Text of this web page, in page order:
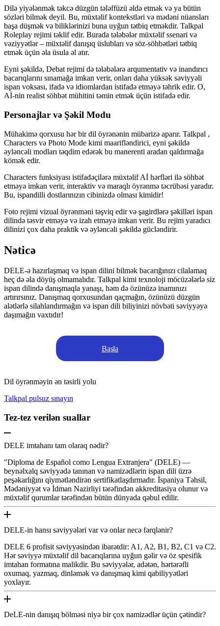
Dilə yiyələnmək təkcə düzgün tələffüzü əldə etmək və ya bütün
sözləri bilmək deyil. Bu, müxtəlif kontekstləri və mədəni nüansları
başa düşmək və biliklərinizi buna uyğun tətbiq etməkdir. Talkpal
Roleplay rejimi təklif edir. Burada tələbələr müxtəlif ssenari və
vəziyyətlər – müxtəlif danışıq üslubları və söz-söhbətləri tətbiq
etmək üçün əla üsula əl atır.
Eyni şəkildə, Debat rejimi də tələbələrə arqumentativ və inandırıcı
bacarıqlarını sınamağa imkan verir, onları daha yüksək səviyyəli
ispan voksası, ifadə və idiomlardan istifadə etməyə təhrik edir. O,
Aİ-nin realist söhbət mühitini təmin etmək üçün istifadə edir.
Personajlar və Şəkil Modu
Mühakimə qorxusu hər bir dil öyrənənin mübarizə aparır. Talkpal ,
Characters və Photo Mode kimi maarifləndirici, eyni şəkildə
əyləncəli modları təqdim edərək bu manerenti aradan qaldırmağa
kömək edir.
Characters funksiyası istifadəçilərə müxtəlif Aİ hərfləri ilə söhbət
etməyə imkan verir, interaktiv və maraqlı öyrənmə təcrübəsi yaradır.
Bu, ispandilli dostlarınızın cibinizdə olması kimidir!
Foto rejimi vizual öyrənməni təşviq edir və şagirdlərə şəkilləri ispan
dilində təsvir etməyə və izah etməyə imkan verir. Bu rejim yaradıcı
dilinizi çox daha praktik və əyləncəli şəkildə gücləndirir.
Nəticə
DELE-ə hazırlaşmaq və ispan dilini bilmək bacarığınızı cilalamaq
heç də əla döyüş olmamalıdır. Talkpal kimi texnoloji möcüzələrlə siz
ispan dilində danışmaqla yanaşı, həm də özünüzə inamınızı
artırırsınız. Danışmaq qorxusundan qaçmağın, özünüzü düzgün
alətlərlə silahlandırmağın və ispan dili biliyinizi növbəti səviyyəyə
daşımağın vaxtıdır!
Başla
Dil öyrənməyin ən təsirli yolu
Talkpal pulsuz sınayın
Tez-tez verilən suallar
DELE imtahanı tam olaraq nədir?
"Diploma de Español como Lengua Extranjera" (DELE) —
beynəlxalq səviyyədə tanınan və namizədlərin ispan dili üzrə
peşəkarlığını qiymətləndirən sertifikatlaşdırmadır. İspaniya Təhsil,
Mədəniyyət və İdman Nazirliyi tərəfindən akkreditasiya olunur və
müxtəlif qurumlar tərəfindən bütün dünyada qəbul edilir.
DELE-in hansı səviyyələri var və onlar necə fərqlənir?
DELE 6 profisit səviyyəsindən ibarətdir: A1, A2, B1, B2, C1 və C2.
Hər səviyyə müxtəlif dil bacarıqlarına uyğun gəlir və öz spesifik
imtahan formatına malikdir. Bu səviyyələr, adətən, hərtərəfli
oxumaq, yazmaq, dinləmək və danışmaq kimi qabiliyyətləri
yoxlayır.
DeLE-nin danışıq bölməsi niyə bir çox namizədlər üçün çətindir?